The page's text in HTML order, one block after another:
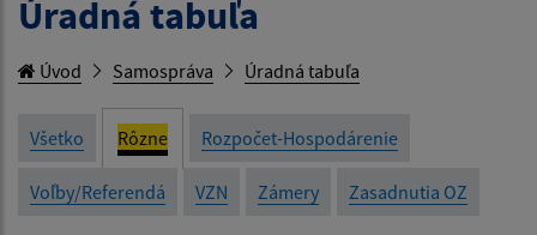
Úradná tabuľa
Úvod Samospráva Úradná tabuľa
Všetko Rôzne Rozpočet-Hospodárenie
Voľby/Referendá VZN Zámery Zasadnutia OZ